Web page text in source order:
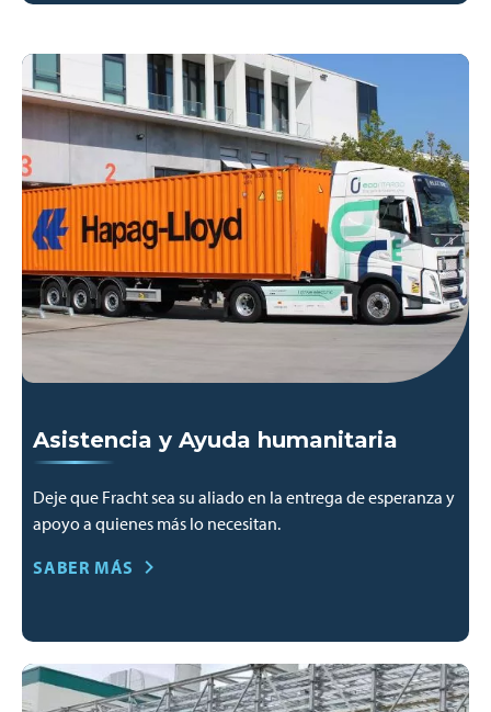
Asistencia y Ayuda humanitaria
Deje que Fracht sea su aliado en la entrega de esperanza y
apoyo a quienes más lo necesitan.
SABER MÁS